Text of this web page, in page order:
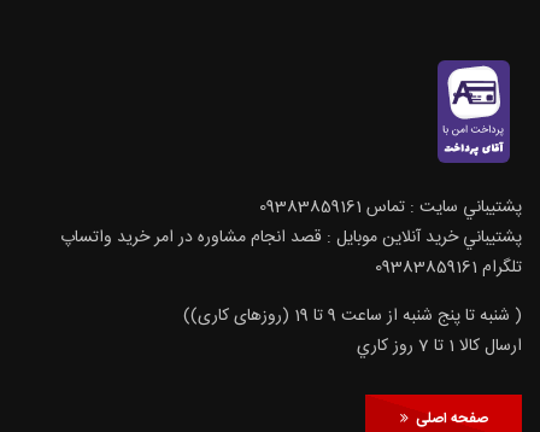
پشتيباني سايت : تماس 09383859161
پشتيباني خريد آنلاين موبايل : قصد انجام مشاوره در امر خرید واتساپ
تلگرام 09383859161
( شنبه تا پنج شنبه از ساعت 9 تا 19 (روزهای کاری))
ارسال كالا 1 تا 7 روز كاري
صفحه اصلی